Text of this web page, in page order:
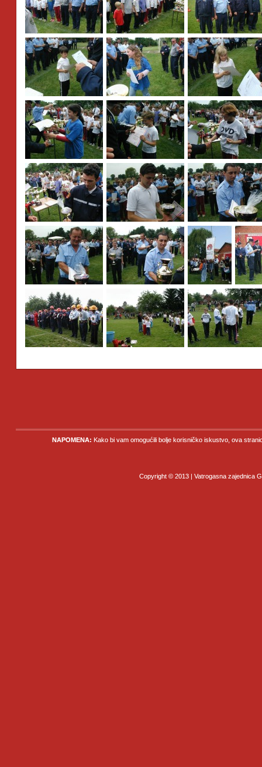
NAPOMENA: Kako bi vam omogućili bolje korisničko iskustvo, ova
Copyright © 2013 | Vatrogasna zajednica